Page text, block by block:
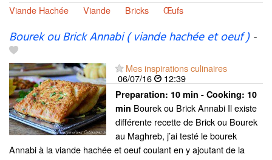
Viande Hachée
Viande Bricks Œufs
Bourek ou Brick Annabi ( viande hachée et oeuf )-
Mes inspirations culinaires
06/07/16
12:39
Preparation: 10 min - Cooking: 10
min Bourek ou Brick Annabi Il existe
différente recette de Brick ou Bourek
au Maghreb, j’ai testé le bourek
Annabi à la viande hachée et oeuf coulant en y ajoutant de la